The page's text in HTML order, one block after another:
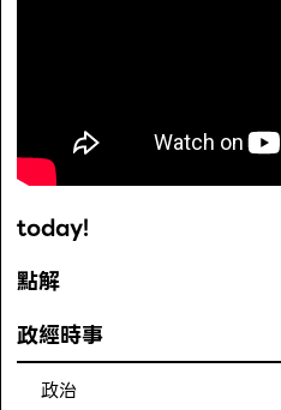
today!
點解
政經時事
政治